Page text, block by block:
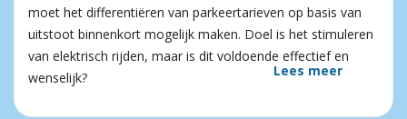
moet het differentiëren van parkeertarieven op basis van
uitstoot binnenkort mogelijk maken. Doel is het stimuleren
van elektrisch rijden, maar is dit voldoende effectief en
wenselijk?
Lees meer